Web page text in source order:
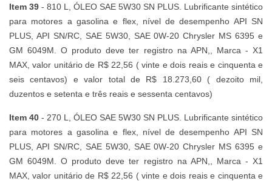
Item 39 - 810 L, ÓLEO SAE 5W30 SN PLUS. Lubrificante sintético
para motores a gasolina e flex, nível de desempenho API SN
PLUS, API SN/RC, SAE 5W30, SAE 0W-20 Chrysler MS 6395 e
GM 6049M. O produto deve ter registro na APN,, Marca - X1
MAX, valor unitário de R$ 22,56 ( vinte e dois reais e cinquenta e
seis centavos) e valor total de R$ 18.273,60 ( dezoito mil,
duzentos e setenta e três reais e sessenta centavos)
Item 40 - 270 L, ÓLEO SAE 5W30 SN PLUS. Lubrificante sintético
para motores a gasolina e flex, nível de desempenho API SN
PLUS, API SN/RC, SAE 5W30, SAE 0W-20 Chrysler MS 6395 e
GM 6049M. O produto deve ter registro na APN,, Marca - X1
MAX, valor unitário de R$ 22,56 ( vinte e dois reais e cinquenta e